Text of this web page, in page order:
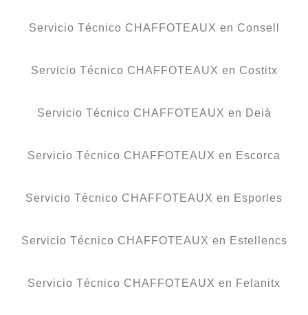
Servicio Técnico CHAFFOTEAUX en Consell
Servicio Técnico CHAFFOTEAUX en Costitx
Servicio Técnico CHAFFOTEAUX en Deià
Servicio Técnico CHAFFOTEAUX en Escorca
Servicio Técnico CHAFFOTEAUX en Esporles
Servicio Técnico CHAFFOTEAUX en Estellencs
Servicio Técnico CHAFFOTEAUX en Felanitx